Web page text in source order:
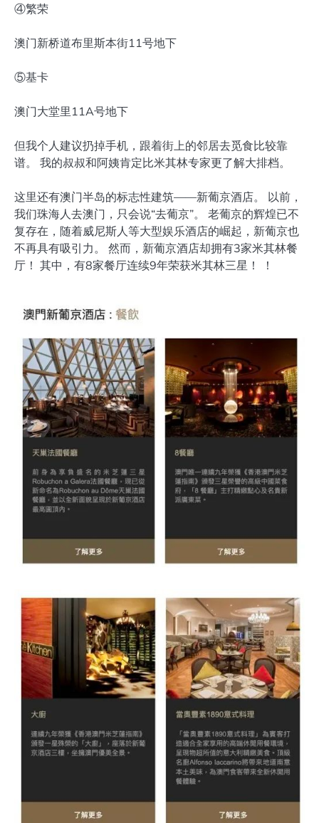
④繁荣
澳门新桥道布里斯本街11号地下
⑤基卡
澳门大堂里11A号地下
但我个人建议扔掉手机，跟着街上的邻居去觅食比较靠
谱。 我的叔叔和阿姨肯定比米其林专家更了解大排档。
这里还有澳门半岛的标志性建筑——新葡京酒店。 以前，
我们珠海人去澳门，只会说“去葡京”。 老葡京的辉煌已不
复存在，随着威尼斯人等大型娱乐酒店的崛起，新葡京也
不再具有吸引力。 然而，新葡京酒店却拥有3家米其林餐
厅！ 其中，有8家餐厅连续9年荣获米其林三星！ ！